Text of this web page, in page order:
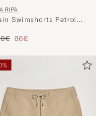
RIPA
Swimshorts Petrol
Preis
Reduzierter Preis
66€